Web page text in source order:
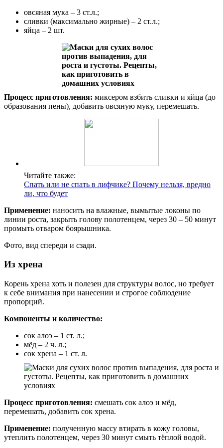
овсяная мука – 3 ст.л.;
сливки (максимально жирные) – 2 ст.л.;
яйца – 2 шт.
Процесс приготовления: миксером взбить сливки и яйца (до
образования пены), добавить овсяную муку, перемешать.
Читайте также:
Cпать или не спать в лифчике? Почему нельзя, вредно
ли, что будет
Применение: наносить на влажные, вымытые локоны по
линии роста, закрыть голову полотенцем, через 30 – 50 минут
промыть отваром боярышника.
Фото, вид спереди и сзади.
Из хрена
Корень хрена хоть и полезен для структуры волос, но требует
к себе внимания при нанесении и строгое соблюдение
пропорций.
Компоненты и количество:
сок алоэ – 1 ст. л.;
мёд – 2 ч. л.;
сок хрена – 1 ст. л.
Процесс приготовления: смешать сок алоэ и мёд,
перемешать, добавить сок хрена.
Применение: полученную массу втирать в кожу головы,
утеплить полотенцем, через 30 минут смыть тёплой водой.